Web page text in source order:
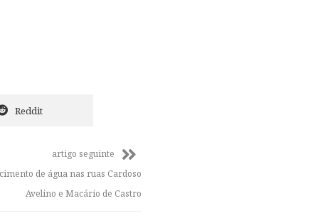
Reddit
artigo seguinte
de água nas ruas Cardoso
Avelino e Macário de Castro